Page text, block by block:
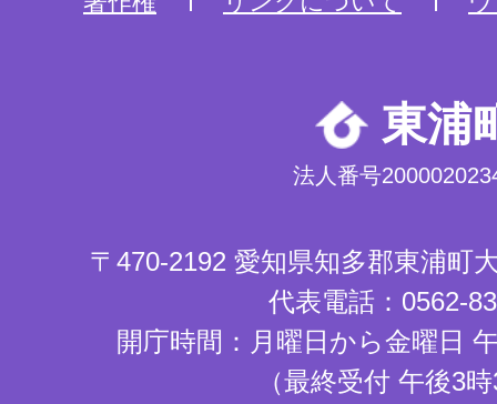
東浦
法人番号
〒470-2192 愛知県知多郡東浦町
代表電話：0562-
開庁時間：月曜日から金曜日
（最終受付 午後3